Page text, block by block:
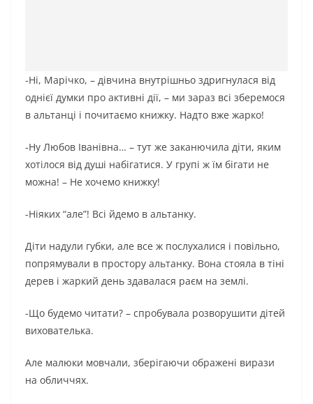
-Ні, Марічко, – дівчина внутрішньо здригнулася від
однієї думки про активні дії, – ми зараз всі зберемося
в альтанці і почитаємо книжку. Надто вже жарко!
-Ну Любов Іванівна… – тут же заканючила діти, яким
хотілося від душі набігатися. У групі ж їм бігати не
можна! – Не хочемо книжку!
-Ніяких “але”! Всі йдемо в альтанку.
Діти надули губки, але все ж послухалися і повільно,
попрямували в простору альтанку. Вона стояла в тіні
дерев і жаркий день здавалася раєм на землі.
-Що будемо читати? – спробувала розворушити дітей
вихователька.
Але малюки мовчали, зберігаючи ображені вирази
на обличчях.